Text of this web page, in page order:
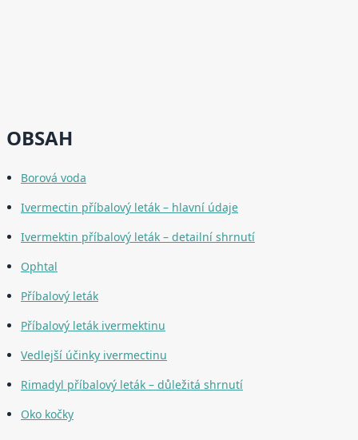
OBSAH
Borová voda
Ivermectin příbalový leták – hlavní údaje
Ivermektin příbalový leták – detailní shrnutí
Ophtal
Příbalový leták
Příbalový leták ivermektinu
Vedlejší účinky ivermectinu
Rimadyl příbalový leták – důležitá shrnutí
Oko kočky